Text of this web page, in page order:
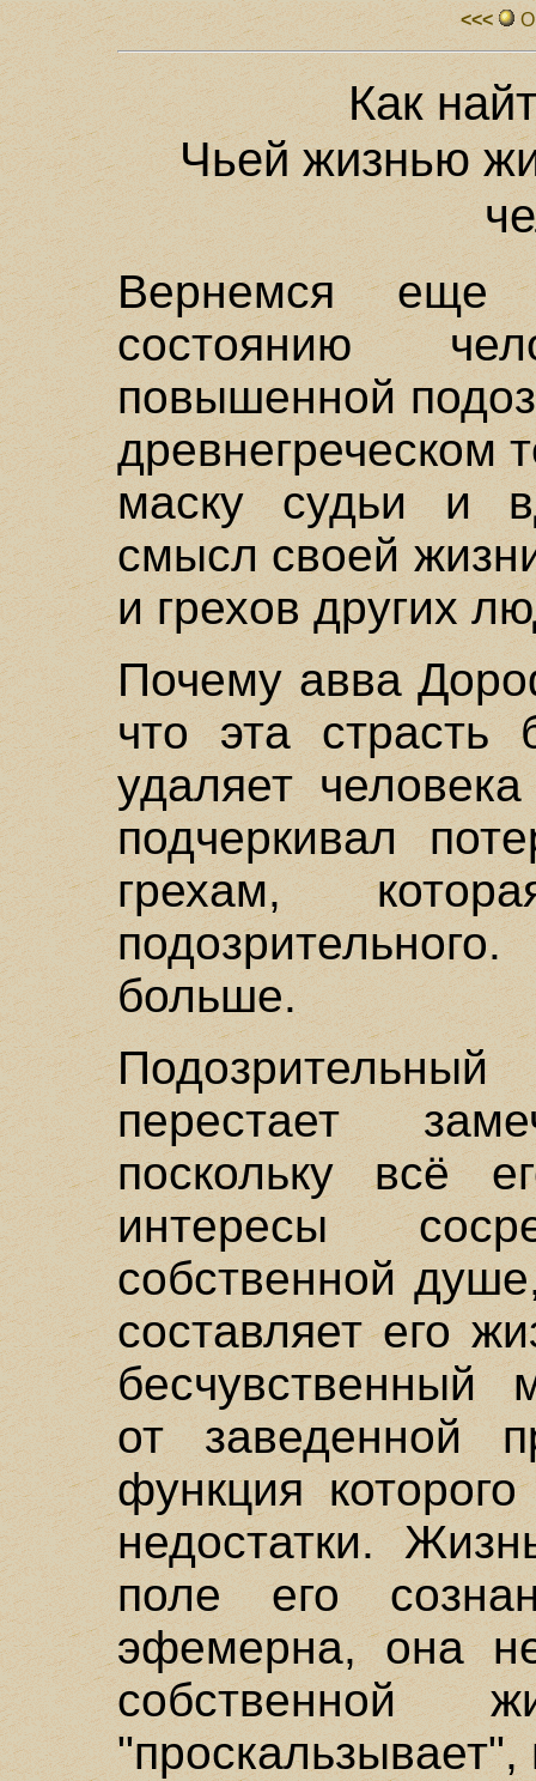
<<<
Как
Чьей жизнью
Вернемся еще
состоянию
повышенной
древнегреческом
маску судьи и
смысл своей
и грехов других
Почему авва
что эта страсть
удаляет
подчеркивал
грехам,
больше.
перестает
поскольку всё
интересы
собственной
составляет его
бесчувственный
от заведенной
функция
недостатки.
поле его
эфемерна, она
собственной